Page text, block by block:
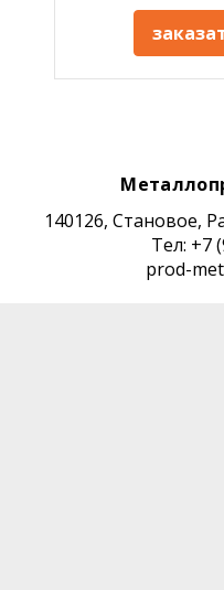
140126, Становое,
Тел: +7
prod-